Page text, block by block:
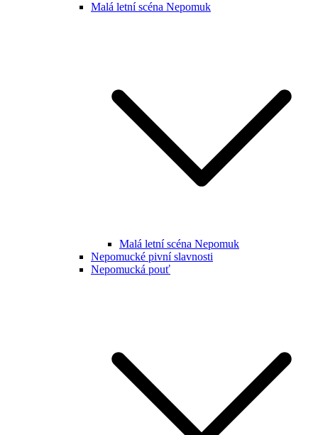
Malá letní scéna Nepomuk
Malá letní scéna Nepomuk
Nepomucké pivní slavnosti
Nepomucká pouť